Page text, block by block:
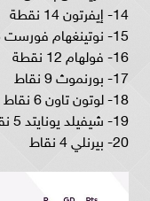
14- إيفرتون 14 نقطة
15- نوتينغهام فورست 13 نقطة
16- فولهام 12 نقطة
17- بورنموث 9 نقاط
18- لوتون تاون 6 نقاط
19- شيفيلد يونايتد 5 نقاط
20- بيرنلي 4 نقاط